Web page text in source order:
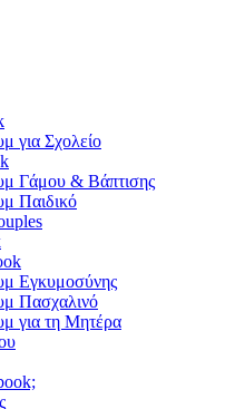
για Σχολείο
Γάμου & Βάπτισης
Παιδικό
Εγκυμοσύνης
Πασχαλινό
για τη Μητέρα